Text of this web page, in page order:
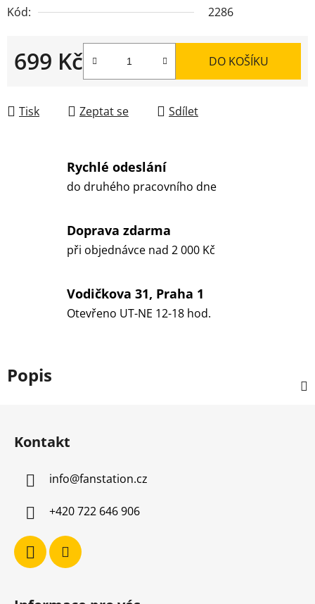
Kód:
2286
699 Kč DO KOŠÍKU
Tisk Zeptat se Sdílet
Rychlé odeslání
do druhého pracovního dne
Doprava zdarma
při objednávce nad 2 000 Kč
Vodičkova 31, Praha 1
Otevřeno UT-NE 12-18 hod.
Popis
Kontakt
info@fanstation.cz
+420 722 646 906